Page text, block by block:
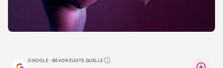
GOOGLE · BEVORZUGTE QUELLEWarum lohnt sich das?